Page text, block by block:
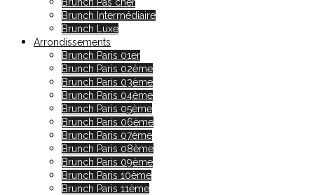
Brunch Intermédiaire
Brunch Luxe
Arrondissements
Brunch Paris 01er
Brunch Paris 02ème
Brunch Paris 03ème
Brunch Paris 04ème
Brunch Paris 05ème
Brunch Paris 06ème
Brunch Paris 07ème
Brunch Paris 08ème
Brunch Paris 09ème
Brunch Paris 10ème
Brunch Paris 11ème